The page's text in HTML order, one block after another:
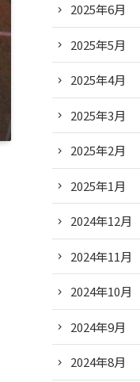
2025年6月
2025年5月
2025年4月
2025年3月
2025年2月
2025年1月
2024年12月
2024年11月
2024年10月
2024年9月
2024年8月